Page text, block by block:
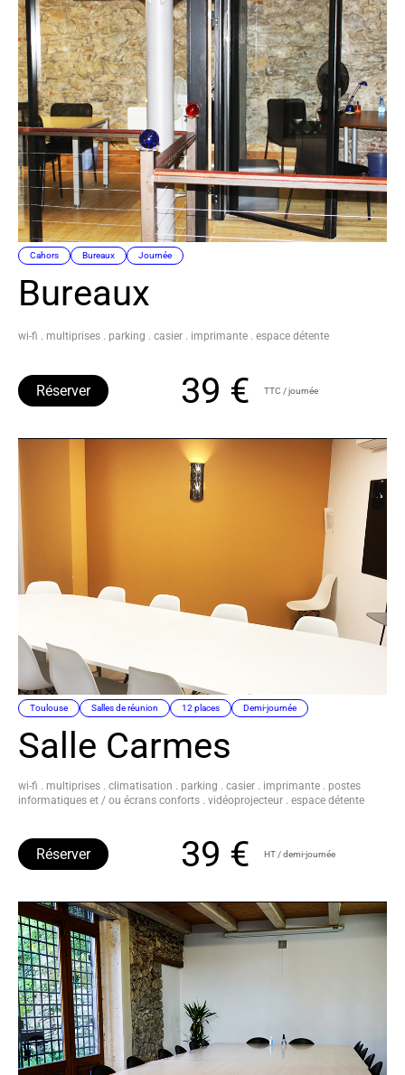
Cahors Bureaux Journée
Bureaux
wi-fi . multiprises . parking . casier . imprimante . espace détente
39 € TTC / journée
Réserver
Toulouse Salles de réunion 12 places Demi-journée
Salle Carmes
wi-fi . multiprises . climatisation . parking . casier . imprimante . postes
informatiques et / ou écrans conforts . vidéoprojecteur . espace détente
39 € HT / demi-journée
Réserver